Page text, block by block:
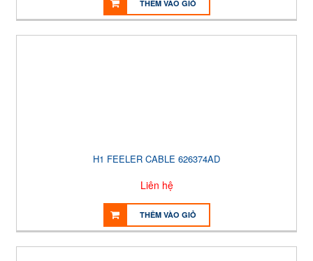
THÊM VÀO GIỎ
H1 FEELER CABLE 626374AD
Liên hệ
THÊM VÀO GIỎ